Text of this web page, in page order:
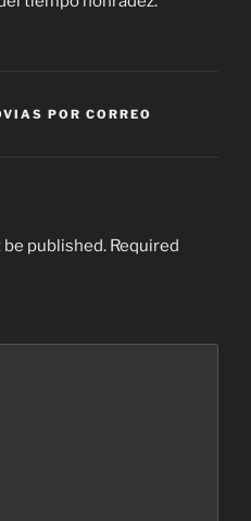
POR CORREO
published. Required